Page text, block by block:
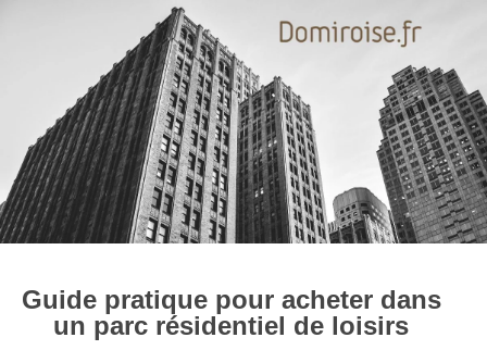
Guide pratique pour acheter dans
un parc résidentiel de loisirs